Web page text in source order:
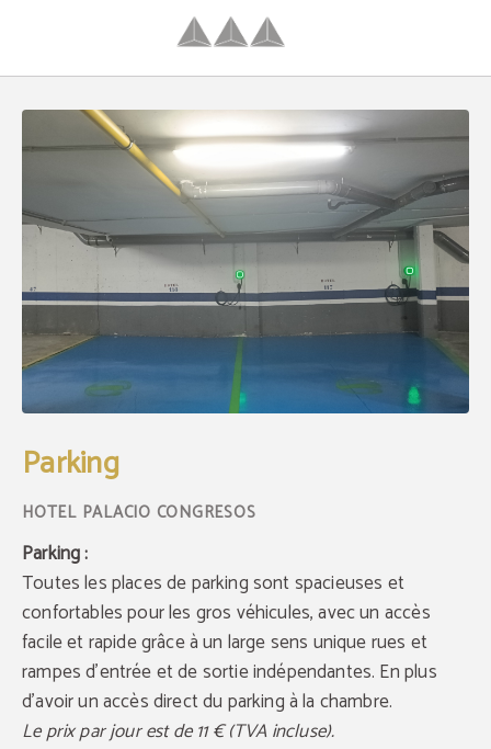
Parking
Parking :
Toutes les places de parking sont spacieuses et
confortables pour les gros véhicules, avec un accès
facile et rapide grâce à un large sens unique rues et
rampes d'entrée et de sortie indépendantes. En plus
d'avoir un accès direct du parking à la chambre.
Le prix par jour est de 11 € (TVA incluse).